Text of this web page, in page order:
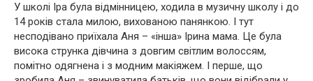
У школі Іра була відмінницею, ходила в музичну школу і до
14 років стала милою, вихованою панянкою. І тут
несподівано приїхала Аня – «інша» Ірина мама. Це була
висока струнка дівчина з довгим світлим волоссям,
помітно одягнена і з модним макіяжем. І перше, що